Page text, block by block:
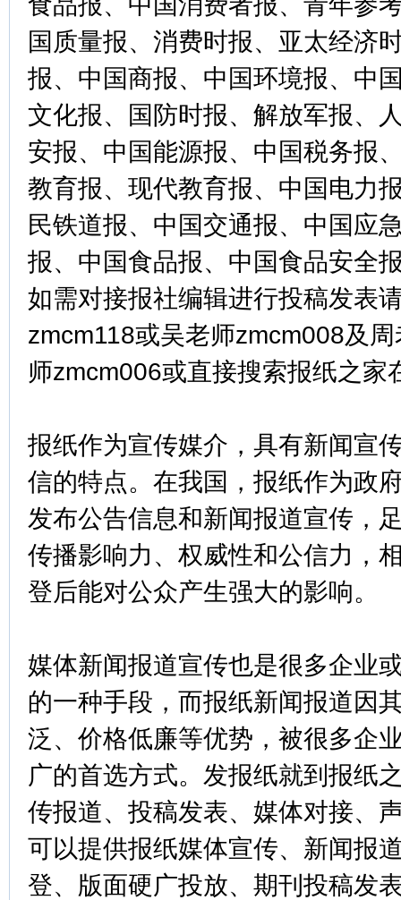
国质量报、消费时报、亚太经济
报、中国商报、中国环境报、中
文化报、国防时报、解放军报、
安报、中国能源报、中国税务报
教育报、现代教育报、中国电力
民铁道报、中国交通报、中国应
报、中国食品报、中国食品安全
如需对接报社编辑进行投稿发表
zmcm118或吴老师zmcm008及
师zmcm006或直接搜索报纸之家
报纸作为宣传媒介，具有新闻宣
信的特点。在我国，报纸作为政
发布公告信息和新闻报道宣传，
传播影响力、权威性和公信力，
登后能对公众产生强大的影响。
媒体新闻报道宣传也是很多企业
的一种手段，而报纸新闻报道因
泛、价格低廉等优势，被很多企
广的首选方式。发报纸就到报纸
传报道、投稿发表、媒体对接、
可以提供报纸媒体宣传、新闻报
登、版面硬广投放、期刊投稿发